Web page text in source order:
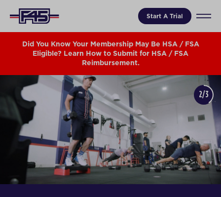
Start A Trial
Did You Know Your Membership May Be HSA / FSA
Eligible? Learn How to Submit for HSA / FSA
Reimbursement.
2/3